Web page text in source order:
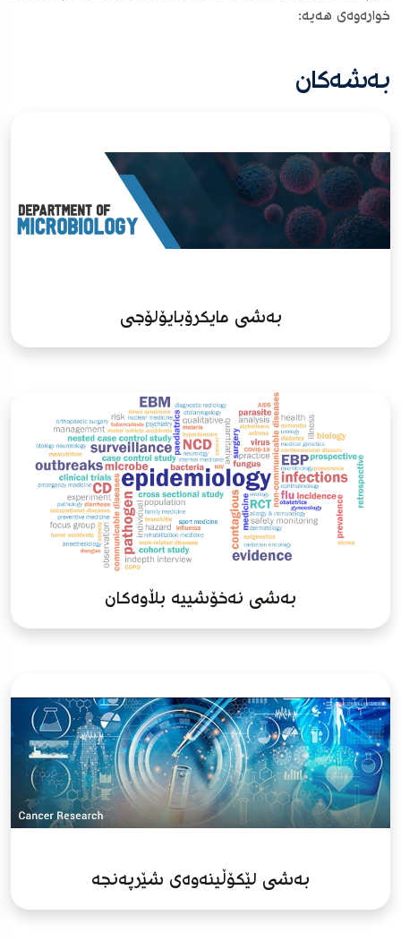
خوارەوەی هەیە:
بەشەکان
بەشی مایکرۆبایۆلۆجی
بەشی نەخۆشییە بڵاوەکان
بەشی لێکۆڵینەوەی شێرپەنجە